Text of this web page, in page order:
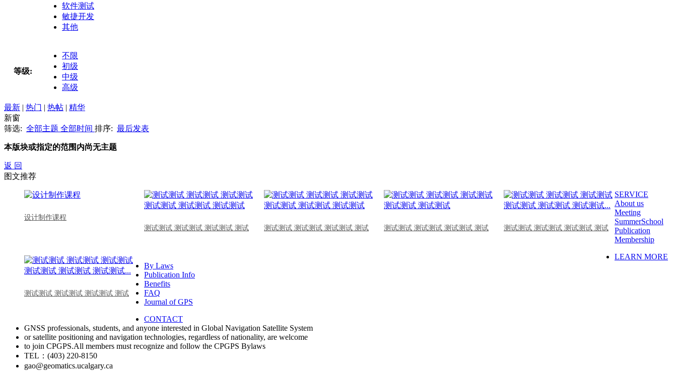
软件测试
敏捷开发
其他
等级:
不限
初级
中级
高级
最新 | 热门 | 热帖 | 精华
新窗
筛选: 全部主题 全部时间 排序: 最后发表
本版块或指定的范围内尚无主题
返 回
图文推荐
设计制作课程
测试测试 测试测试 测试测试 测试
测试测试 测试测试 测试测试 测试 测试测试 测试测试 测试测试 测试 测试测试 测试测试 测试测试 测试
测试测试 测试测试 测试测试 测试
SERVICE
About us
Meeting
SummerSchool
Publication
Membership
LEARN MORE
By Laws
Publication Info
Benefits
FAQ
Journal of GPS
CONTACT
GNSS professionals, students, and anyone interested in Global Navigation Satellite System
or satellite positioning and navigation technologies, regardless of nationality, are welcome
to join CPGPS.All members must recognize and follow the CPGPS Bylaws
TEL：(403) 220-8150
gao@geomatics.ucalgary.ca